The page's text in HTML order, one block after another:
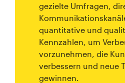
gezielte Umfragen,
quantitative und
Kennzahlen, um
vorzunehmen, die
verbessern und neue
gewinnen.